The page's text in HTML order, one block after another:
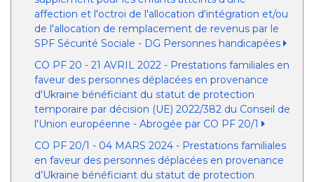
affection et l'octroi de l'allocation d'intégration et/ou
de l'allocation de remplacement de revenus par le
SPF Sécurité Sociale - DG Personnes handicapées
CO PF 20 - 21 AVRIL 2022 - Prestations familiales en
faveur des personnes déplacées en provenance
d'Ukraine bénéficiant du statut de protection
temporaire par décision (UE) 2022/382 du Conseil de
l'Union européenne - Abrogée par CO PF 20/1
CO PF 20/1 - 04 MARS 2024 - Prestations familiales
en faveur des personnes déplacées en provenance
d’Ukraine bénéficiant du statut de protection